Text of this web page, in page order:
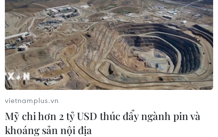
vietnamplus.vn
Mỹ chi hơn 2 tỷ USD thúc đẩy ngành pin và
khoáng sản nội địa